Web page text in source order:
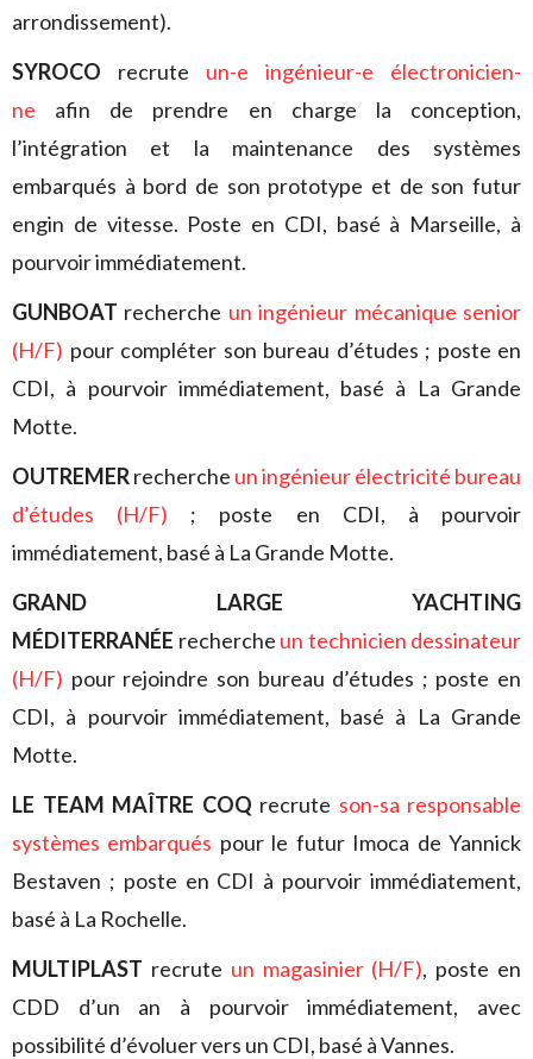
arrondissement).
SYROCO recrute un-e ingénieur-e électronicien-
ne afin de prendre en charge la conception,
l’intégration et la maintenance des systèmes
embarqués à bord de son prototype et de son futur
engin de vitesse. Poste en CDI, basé à Marseille, à
pourvoir immédiatement.
GUNBOAT recherche un ingénieur mécanique senior
(H/F) pour compléter son bureau d’études ; poste en
CDI, à pourvoir immédiatement, basé à La Grande
Motte.
OUTREMERrecherche un ingénieur électricité bureau
d’études (H/F) ; poste en CDI, à pourvoir
immédiatement, basé à La Grande Motte.
GRAND LARGE YACHTING
MÉDITERRANÉE recherche un technicien dessinateur
(H/F) pour rejoindre son bureau d’études ; poste en
CDI, à pourvoir immédiatement, basé à La Grande
Motte.
LE TEAM MAÎTRE COQ recrute son-sa responsable
systèmes embarqués pour le futur Imoca de Yannick
Bestaven ; poste en CDI à pourvoir immédiatement,
basé à La Rochelle.
MULTIPLAST recrute un magasinier (H/F), poste en
CDD d’un an à pourvoir immédiatement, avec
possibilité d’évoluer vers un CDI, basé à Vannes.